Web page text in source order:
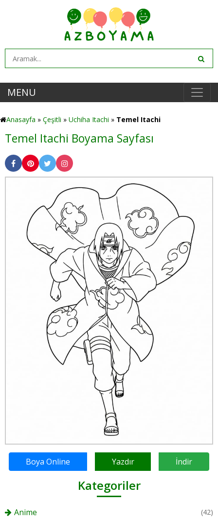
MENU
Anasayfa » Çeşitli » Uchiha Itachi » Temel Itachi
Temel Itachi Boyama Sayfası
Boya Online Yazdır İndir
Kategoriler
Anime (42)